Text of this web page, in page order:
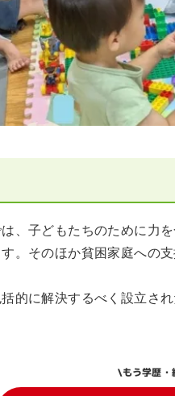
、子どもたちのために力
。そのほか貧困家庭への
的に解決するべく設立さ
\もう学歴